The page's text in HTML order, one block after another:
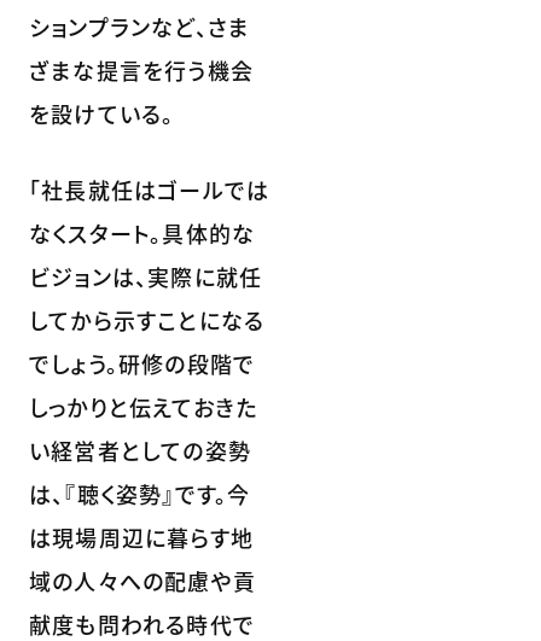
ションプランなど、さま
ざまな提言を行う機会
を設けている。
「社長就任はゴールでは
なくスタート。具体的な
ビジョンは、実際に就任
してから示すことになる
でしょう。研修の段階で
しっかりと伝えておきた
い経営者としての姿勢
は、『聴く姿勢』です。今
は現場周辺に暮らす地
域の人々への配慮や貢
献度も問われる時代で